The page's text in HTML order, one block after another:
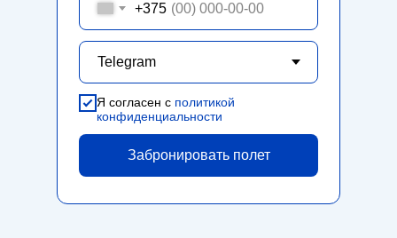
+375
Я согласен с политикой
конфиденциальности
Забронировать полет